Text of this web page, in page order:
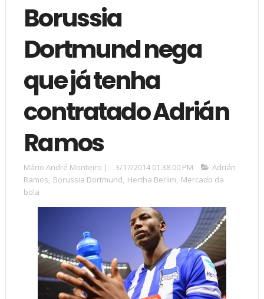
Borussia
Dortmund nega
que já tenha
contratado Adrián
Ramos
Mário André Monteiro | 3/17/2014 01:38:00 PM
Adrián
Ramos, Borussia Dortmund, Hertha Berlim, Mercado da
bola